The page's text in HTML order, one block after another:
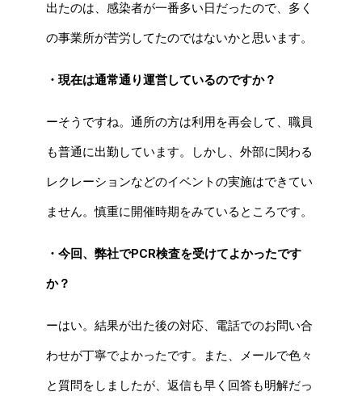
出たのは、感染者が一番多い日だったので、多く
の事業所が苦労してたのではないかと思います。
・現在は通常通り運営しているのですか？
ーそうですね。通所の方は利用を再会して、職員
も普通に出勤しています。しかし、外部に関わる
レクレーションなどのイベントの実施はできてい
ません。慎重に開催時期をみているところです。
・今回、弊社でPCR検査を受けてよかったです
か？
ーはい。結果が出た後の対応、電話でのお問い合
わせが丁寧でよかったです。また、メールで色々
と質問をしましたが、返信も早く回答も明解だっ